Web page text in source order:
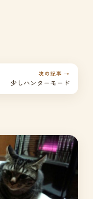
次の記事 →
少しハンターモード